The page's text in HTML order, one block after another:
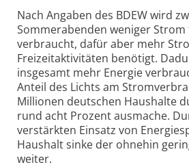
Nach Angaben des BDEW wird
Sommerabenden weniger
verbraucht, dafür aber mehr
Freizeitaktivitäten benötigt.
insgesamt mehr Energie
Anteil des Lichts am
Millionen deutschen Haushalte
rund acht Prozent ausmache.
verstärkten Einsatz von
Haushalt sinke der ohnehin
weiter.